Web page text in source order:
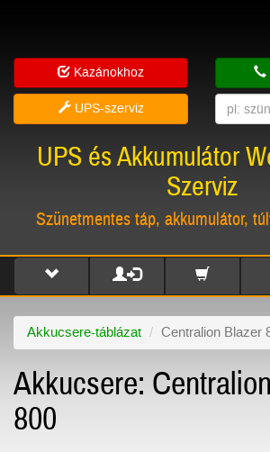
Kazánokhoz
UPS-szerviz
UPS és Akkumulátor
Szerviz
Szünetmentes táp, akkumulátor,
Akkucsere-táblázat Centralion Blazer
Akkucsere:
800